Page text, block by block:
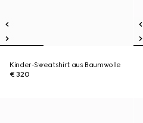
Kinder-Sweatshirt aus Baumwolle
€ 320